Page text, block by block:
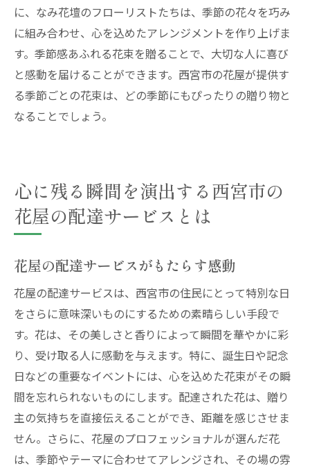
に、なみ花壇のフローリストたちは、季節の花々を巧み
に組み合わせ、心を込めたアレンジメントを作り上げま
す。季節感あふれる花束を贈ることで、大切な人に喜び
と感動を届けることができます。西宮市の花屋が提供す
る季節ごとの花束は、どの季節にもぴったりの贈り物と
なることでしょう。
心に残る瞬間を演出する西宮市の
花屋の配達サービスとは
花屋の配達サービスがもたらす感動
花屋の配達サービスは、西宮市の住民にとって特別な日
をさらに意味深いものにするための素晴らしい手段で
す。花は、その美しさと香りによって瞬間を華やかに彩
り、受け取る人に感動を与えます。特に、誕生日や記念
日などの重要なイベントには、心を込めた花束がその瞬
間を忘れられないものにします。配達された花は、贈り
主の気持ちを直接伝えることができ、距離を感じさせま
せん。さらに、花屋のプロフェッショナルが選んだ花
は、季節やテーマに合わせてアレンジされ、その場の雰